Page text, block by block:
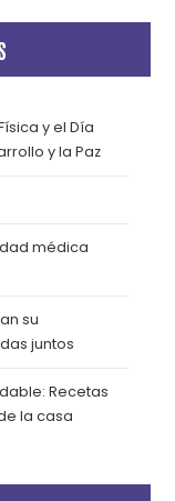
y el Día
y la Paz
médica
su
juntos
Recetas
la casa